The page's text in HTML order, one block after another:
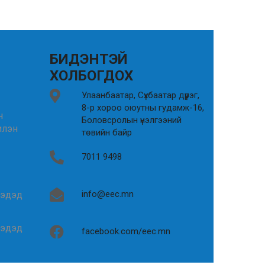
БИДЭНТЭЙ
ХОЛБОГДОХ
Улаанбаатар, Сүхбаатар дүүрэг,
8-р хороо оюутны гудамж-16,
Боловсролын үнэлгээний
төвийн байр
7011 9498
info@eec.mn
facebook.com/eec.mn